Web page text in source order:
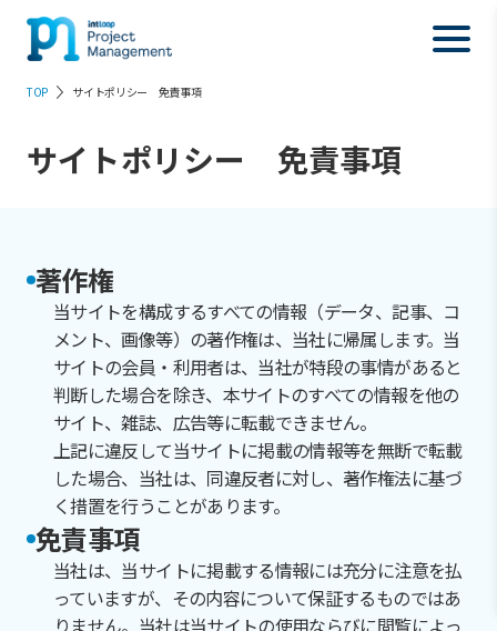
TOP サイトポリシー 免責事項
サイトポリシー 免責事項
著作権
当サイトを構成するすべての情報（データ、記事、コ
メント、画像等）の著作権は、当社に帰属します。当
サイトの会員・利用者は、当社が特段の事情があると
判断した場合を除き、本サイトのすべての情報を他の
サイト、雑誌、広告等に転載できません。
上記に違反して当サイトに掲載の情報等を無断で転載
した場合、当社は、同違反者に対し、著作権法に基づ
く措置を行うことがあります。
免責事項
当社は、当サイトに掲載する情報には充分に注意を払
っていますが、その内容について保証するものではあ
りません。当社は当サイトの使用ならびに閲覧によっ